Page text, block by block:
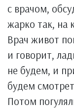
с врачом,
жарко так, на
Врач живот
и говорит,
не будем, и
будем
Потом